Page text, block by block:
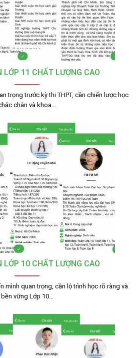
LỚP 11 CHẤT LƯỢNG CAO
trọng trước kỳ thi THPT, cần chiến lược học
chắn và khoa…
LỚP 10 CHẤT LƯỢNG CAO
mình quan trọng, cần lộ trình học rõ ràng và
bền vững Lớp 10…